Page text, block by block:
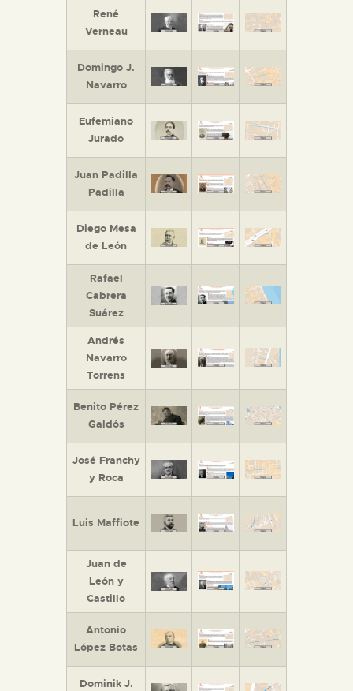
René
Verneau
Domingo J.
Navarro
Eufemiano
Jurado
Juan Padilla
Padilla
Diego Mesa
de León
Rafael
Cabrera
Suárez
Andrés
Navarro
Torrens
Benito Pérez
Galdós
José Franchy
y Roca
Luis Maffiote
Juan de
León y
Castillo
Antonio
López Botas
Dominik J.